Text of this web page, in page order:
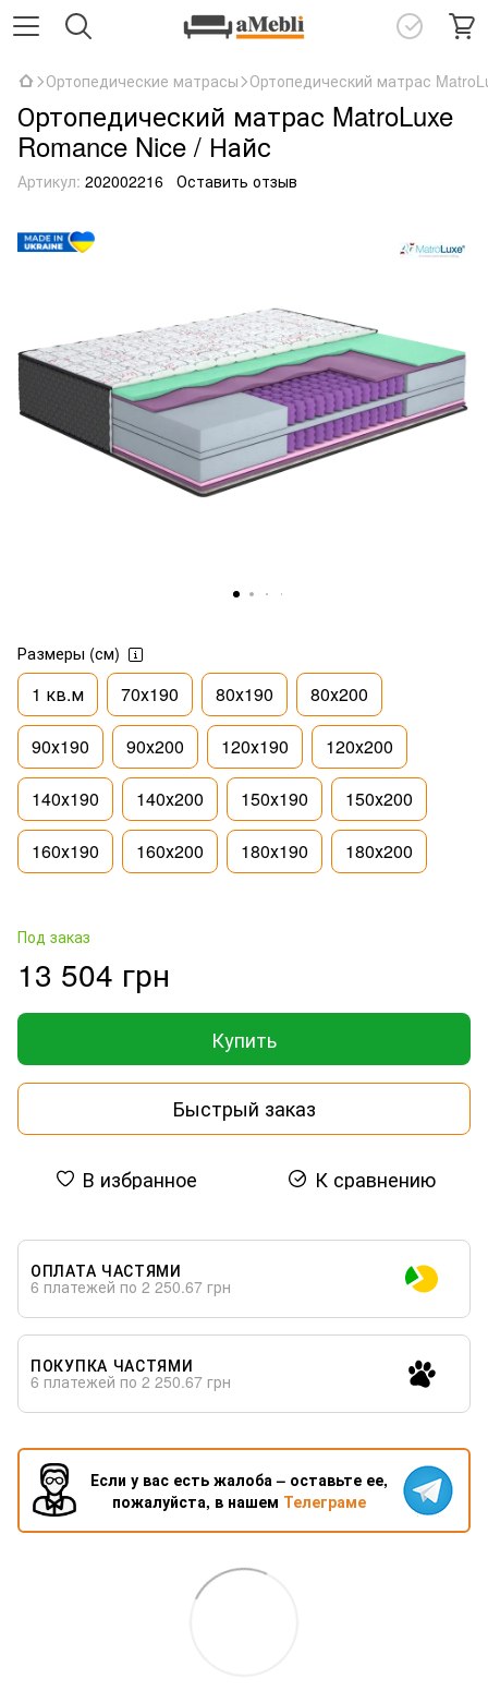
Ортопедические матрасы Ортопедический матрас
Ортопедический матрас MatroLuxe
Romance Nice / Найс
Артикул: 202002216 Оставить отзыв
Размеры (см)
1 кв.м 70х190 80х190 80х200
90х190 90х200 120х190 120х200
140х190 140х200 150х190 150х200
160х190 160х200 180х190 180х200
Под заказ
13 504 грн
Купить
Быстрый заказ
В избранное К сравнению
ОПЛАТА ЧАСТЯМИ
6 платежей по 2 250.67 грн
ПОКУПКА ЧАСТЯМИ
6 платежей по 2 250.67 грн
Если у вас есть жалоба – оставьте ее,
пожалуйста, в нашем Телеграме